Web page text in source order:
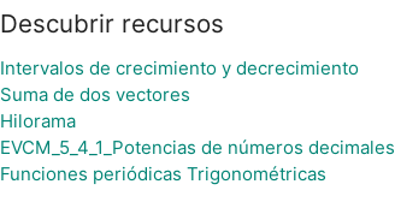
Descubrir recursos
Intervalos de crecimiento y decrecimiento
Suma de dos vectores
Hilorama
EVCM_5_4_1_Potencias de números decimales
Funciones periódicas Trigonométricas